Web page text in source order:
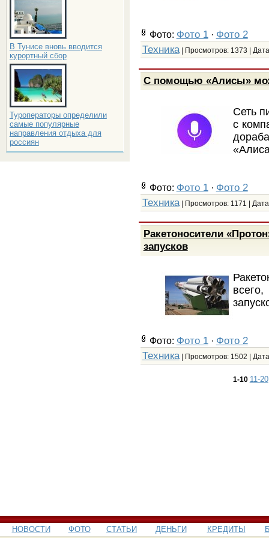
В Тунисе вновь вводится
курортный сбор
Туроператоры определили
самые популярные
направления отдыха для
россиян
Фото: Фото 1· Фото 2
Техника| Просмотров: 1373 |
C помощью «Алисы»
Сеть
с
Фото: Фото 1· Фото 2
Техника| Просмотров: 1171 |
Ракетоносители
запусков
Фото: Фото 1· Фото 2
Техника| Просмотров: 1502 |
1-10 11-20
НОВОСТИ ФОТО СТАТЬИ ДЕНЬГИ КРЕДИТЫ